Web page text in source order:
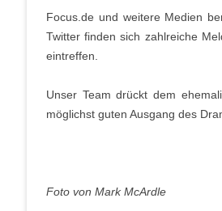
Focus.de und weitere Medien
Twitter finden sich zahlreiche
eintreffen.
Unser Team drückt dem
möglichst guten Ausgang des
Foto von Mark McArdle